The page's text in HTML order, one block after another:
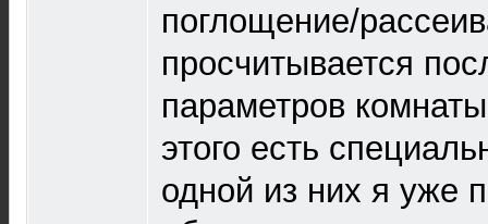
поглощение/
просчитывается
параметров
этого есть
одной из них я уже